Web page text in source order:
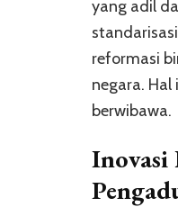
yang adil
reformasi
negara.
berwibawa.
Inovasi